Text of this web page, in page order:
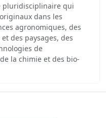
pluridisciplinaire qui
dans les
agronomiques, des
des paysages, des
de
la chimie et des bio-